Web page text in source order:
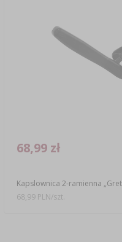
Kapslownica 2-ramienna
68,99 zł
68,99 PLN/szt.